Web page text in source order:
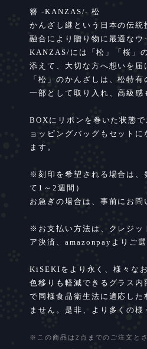
簪 -KANZAS/- 松
かんざし継という日本の伝
融合により贈り物に最適なウ
KANZAS/には「松」「桜」
添えて、大切な方へ想いを届
「松」のかんざしは、松特
一部として取り入れ、高級感
BOXにリボンを巻いた状態
ョッピングバッグもセット
ます。
※刻印を希望される場合は、
て1～2週間）
お急ぎの場合は、事前にお問
※お支払い方法は、クレジッ
ア決済、amazonpayよりご選
KiSEKIをより永く、様々な
色移りも軽減できるグラス
で同様食品衛生法に適応し
ません。是非、より多くの様
※この商品は2点までのご注文と